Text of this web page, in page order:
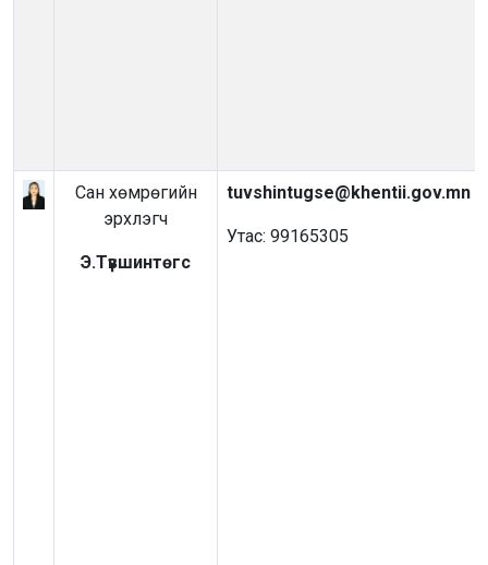
Сан хөмрөгийн
эрхлэгч
Э.Түвшинтөгс
tuvshintugse@khentii.gov.mn
Утас: 99165305